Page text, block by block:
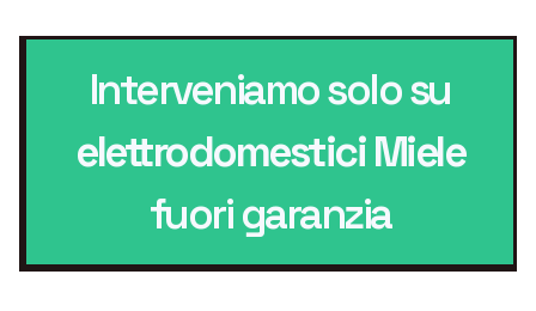
Interveniamo solo su
elettrodomestici Miele
fuori garanzia